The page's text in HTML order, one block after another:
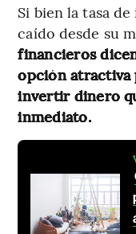
Si bien la tasa
caído desde su
financieros
opción atractiva
invertir dinero
inmediato.